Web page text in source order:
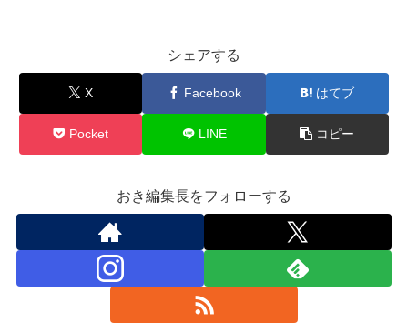
シェアする
X Facebook はてブ
Pocket LINE コピー
おき編集長をフォローする